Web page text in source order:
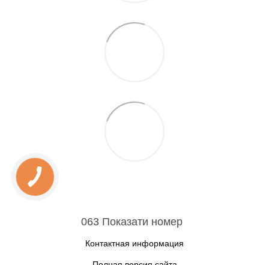
063 Показати номер
Контактная информация